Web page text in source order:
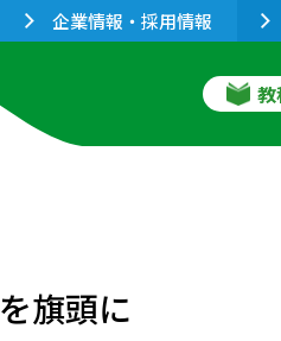
企業情報・採用情報
旗頭に